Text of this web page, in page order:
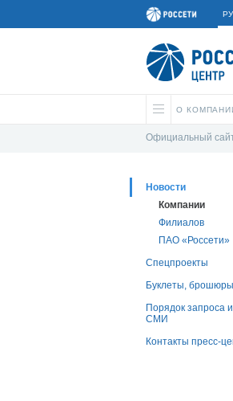
О
Официальный
Новости
Компании
Филиалов
ПАО «Россети»
Спецпроекты
Буклеты,
Порядок запроса
СМИ
Контакты пресс-